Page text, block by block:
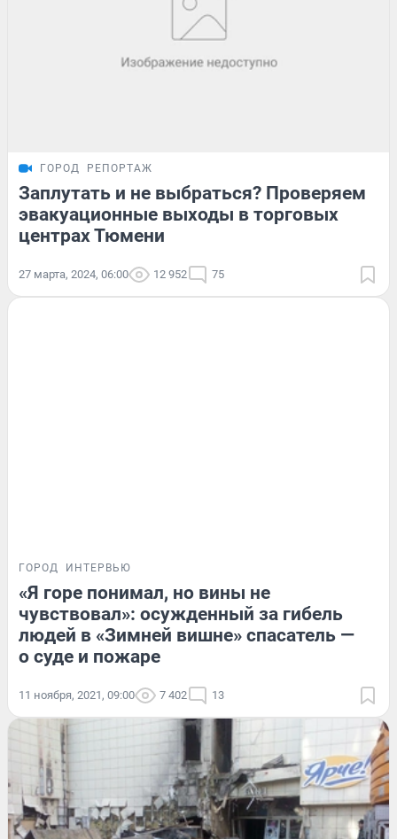
ГОРОД РЕПОРТАЖ
Заплутать и не выбраться? Проверяем
эвакуационные выходы в торговых
центрах Тюмени
27 марта, 2024, 06:00 12 952 75
ГОРОД ИНТЕРВЬЮ
«Я горе понимал, но вины не
чувствовал»: осужденный за гибель
людей в «Зимней вишне» спасатель —
о суде и пожаре
11 ноября, 2021, 09:00 7 402 13